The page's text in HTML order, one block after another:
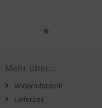
Mehr über...
Widerrufsrecht
Lieferzeit